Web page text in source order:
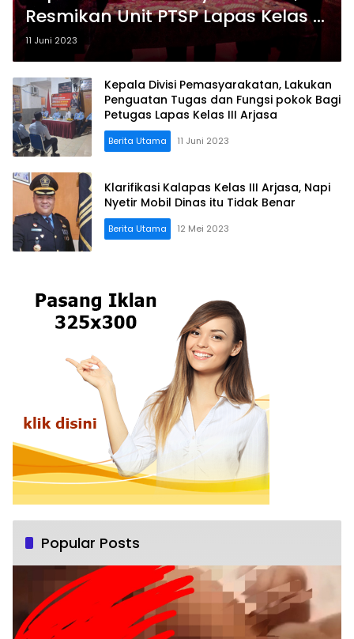
Resmikan Unit PTSP Lapas Kelas III
Arjasa
11 Juni 2023
Kepala Divisi Pemasyarakatan, Lakukan
Penguatan Tugas dan Fungsi pokok Bagi
Petugas Lapas Kelas III Arjasa
Berita Utama 11 Juni 2023
Klarifikasi Kalapas Kelas III Arjasa, Napi
Nyetir Mobil Dinas itu Tidak Benar
Berita Utama 12 Mei 2023
Popular Posts